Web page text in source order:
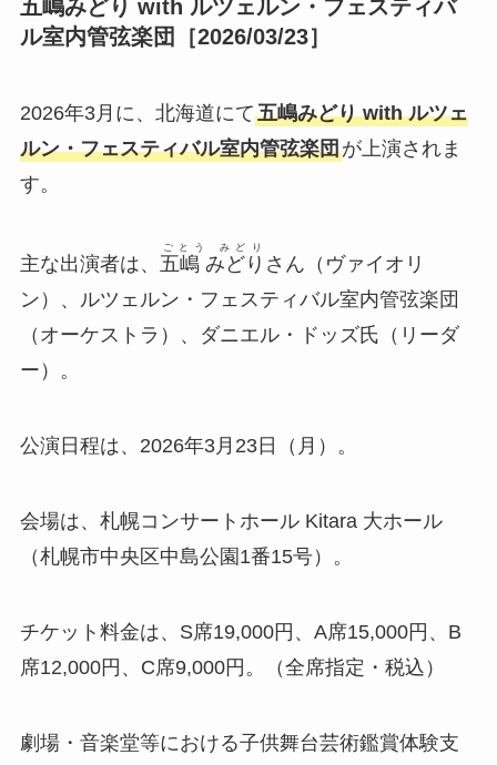
五嶋みどり with ルツェルン・フェスティバ
ル室内管弦楽団［2026/03/23］
2026年3月に、北海道にて五嶋みどり with ルツェ
ルン・フェスティバル室内管弦楽団が上演されま
す。
主な出演者は、 五嶋 みどり
ごとう みどり
さん（ヴァイオリ
ン）、ルツェルン・フェスティバル室内管弦楽団
（オーケストラ）、ダニエル・ドッズ氏（リーダ
ー）。
公演日程は、2026年3月23日（月）。
会場は、札幌コンサートホール Kitara 大ホール
（札幌市中央区中島公園1番15号）。
チケット料金は、S席19,000円、A席15,000円、B
席12,000円、C席9,000円。（全席指定・税込）
劇場・音楽堂等における子供舞台芸術鑑賞体験支